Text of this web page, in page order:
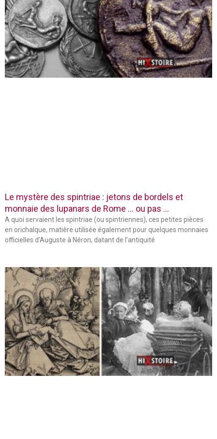
Le mystère des spintriae : jetons de bordels et
monnaie des lupanars de Rome … ou pas …
A quoi servaient les spintriae (ou spintriennes), ces petites pièces
en orichalque, matière utilisée également pour quelques monnaies
officielles d’Auguste à Néron, datant de l’antiquité